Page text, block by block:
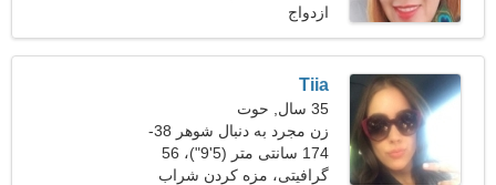
کیلوگرم (152 پوند)
ازدواج
Tiia
35 سال, حوت
زن مجرد به دنبال شوهر 38-
47
174 سانتی متر (5'9")، 56
کیلوگرم (123 پوند)
گرافیتی، مزه کردن شراب